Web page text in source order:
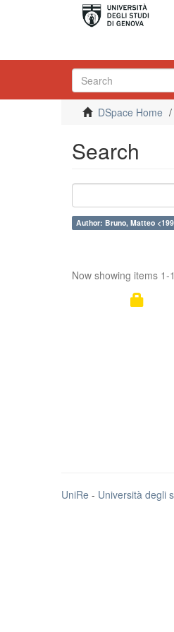
DSpace Home
Search
Author: Bruno, Matteo
Now showing items 1-
UniRe - Università degli